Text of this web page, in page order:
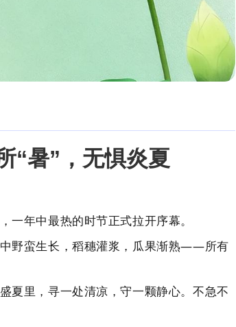
“暑”，无惧炎夏
一年中最热的时节正式拉开序幕。
野蛮生长，稻穗灌浆，瓜果渐熟——所有
夏里，寻一处清凉，守一颗静心。 不急不